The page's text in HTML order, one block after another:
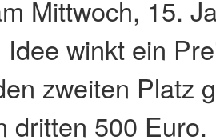
Mittwoch, 15.
winkt ein
zweiten Platz
dritten 500